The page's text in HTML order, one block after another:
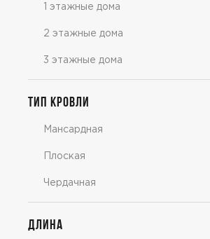
1 этажные дома
2 этажные дома
3 этажные дома
Тип кровли
Мансардная
Плоская
Чердачная
Длина